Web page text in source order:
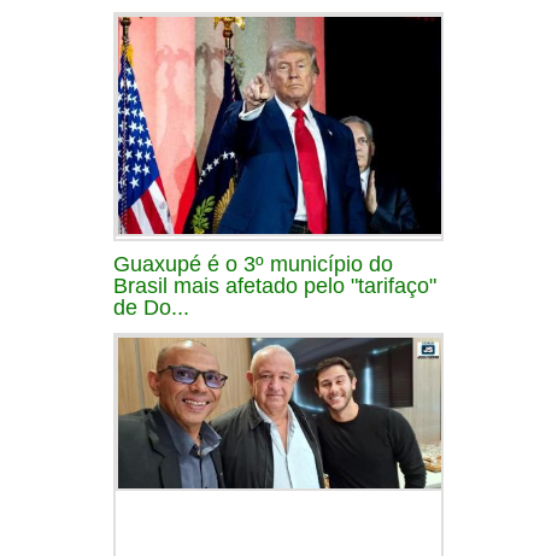
Guaxupé é o 3º município do
Brasil mais afetado pelo "tarifaço"
de Do...